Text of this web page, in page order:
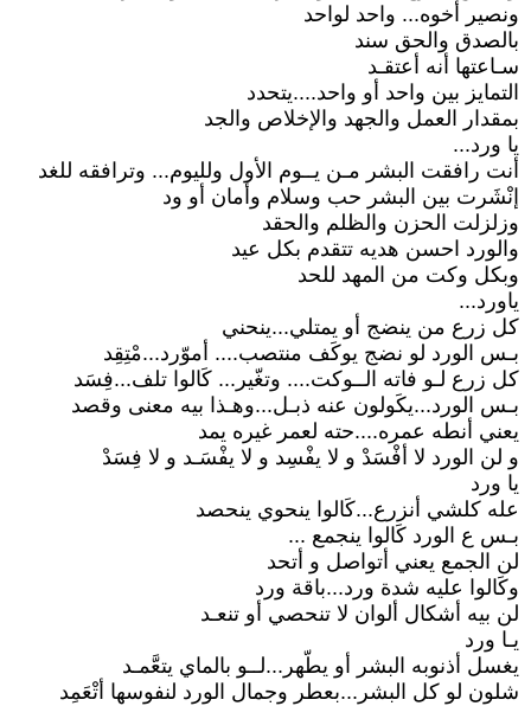
ونصير أخوه... واحد لواحد
بالصدق والحق سند
سـاعتها أنه أعتقـد
التمايز بين واحد أو واحد....يتحدد
بمقدار العمل والجهد والإخلاص والجد
يا ورد...
أنت رافقت البشر مـن يــوم الأول ولليوم... وترافقه للغد
إنْشَرت بين البشر حب وسلام وأمان أو ود
وزلزلت الحزن والظلم والحقد
والورد احسن هديه تتقدم بكل عيد
وبكل وكت من المهد للحد
ياورد...
كل زرع من ينضج أو يمتلي...ينحني
بـس الورد لو نضج يوكَف منتصب.... أموّرد...مْتِقِد
كل زرع لـو فاته الــوكت.... وتغّير... كَالوا تلف...فِسَد
بـس الورد...يكَولون عنه ذبـل...وهـذا بيه معنى وقصد
يعني أنطه عمره....حته لعمر غيره يمد
و لن الورد لا أفْسَدْ و لا يفْسِد و لا يفْسَـد و لا فِسَدْ
يا ورد
عله كلشي أنزرع...كَالوا ينحوي ينحصد
بـس ع الورد كَالوا ينجمع ...
لن الجمع يعني أتواصل و أتحد
وكَالوا عليه شدة ورد...باقة ورد
لن بيه أشكال ألوان لا تنحصي أو تنعـد
يـا ورد
يغسل أذنوبه البشر أو يطّهر...لــو بالماي يتعَّمـد
شلون لو كل البشر...بعطر وجمال الورد لنفوسها أتْعَمِد